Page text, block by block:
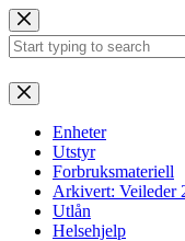
Hopp
til
innholdet
Ingen
resultater
Enheter
Utstyr
Forbruksmateriell
Arkivert: Veileder
Utlån
Helsehjelp